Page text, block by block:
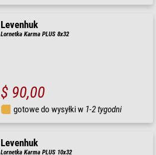
Levenhuk
Lornetka Karma PLUS 8x32
$ 90,00
gotowe do wysyłki w 1-2 tygodni
Levenhuk
Lornetka Karma PLUS 10x32